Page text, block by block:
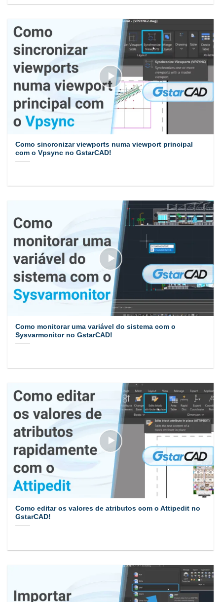
Como sincronizar viewports numa viewport principal
com o Vpsync no GstarCAD!
Como monitorar uma variável do sistema com o
Sysvarmonitor no GstarCAD!
Como editar os valores de atributos com o Attipedit no
GstarCAD!